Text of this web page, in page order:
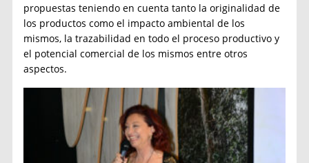
propuestas teniendo en cuenta tanto la originalidad de
los productos como el impacto ambiental de los
mismos, la trazabilidad en todo el proceso productivo y
el potencial comercial de los mismos entre otros
aspectos.